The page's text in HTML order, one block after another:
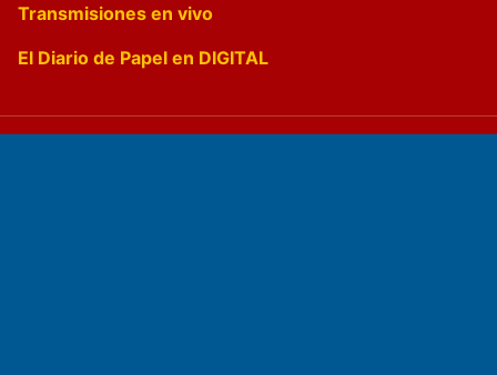
Transmisiones en vivo
El Diario de Papel en DIGITAL